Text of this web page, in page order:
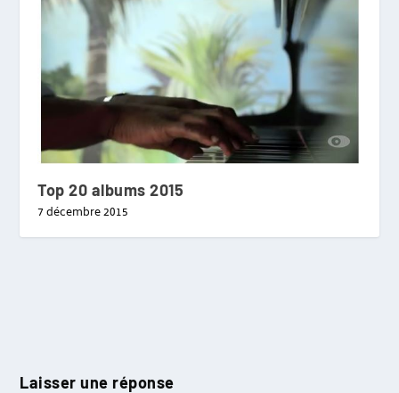
Top 20 albums 2015
7 décembre 2015
Laisser une réponse